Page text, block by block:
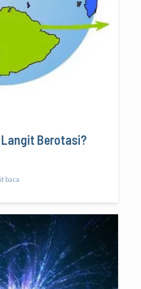
Langit Berotasi?
baca